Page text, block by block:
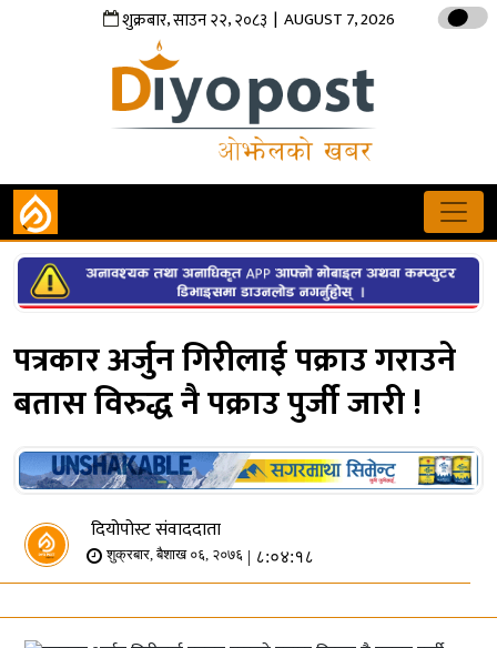
शुक्रबार,साउन२२,२०८३ | AUGUST 7, 2026
पत्रकार अर्जुन गिरीलाई पक्राउ गराउने
बतास विरुद्ध नै पक्राउ पुर्जी जारी !
दियोपोस्ट संवाददाता
शुक्रबार, बैशाख ०६, २०७६ | ८:०४:१८